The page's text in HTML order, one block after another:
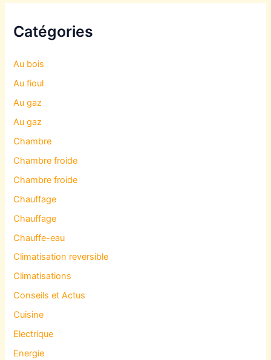
Catégories
Au bois
Au fioul
Au gaz
Au gaz
Chambre
Chambre froide
Chambre froide
Chauffage
Chauffage
Chauffe-eau
Climatisation reversible
Climatisations
Conseils et Actus
Cuisine
Electrique
Energie